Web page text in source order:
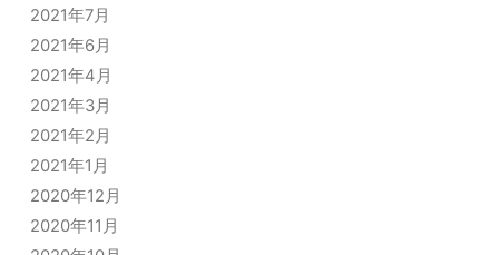
2021年7月
2021年6月
2021年4月
2021年3月
2021年2月
2021年1月
2020年12月
2020年11月